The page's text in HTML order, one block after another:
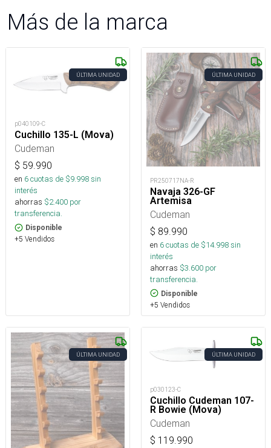
Más de la marca
ÚLTIMA UNIDAD
p040109-C
Cuchillo 135-L (Mova)
Cudeman
$ 59.990
en 6cuotas de $9.998sin
interés
ahorras $2.400 por
transferencia.
Disponible
+5 Vendidos
ÚLTIMA UNIDAD
PR250717NA-R
Navaja 326-GF
Artemisa
Cudeman
$ 89.990
en 6cuotas de $14.998sin
interés
ahorras $3.600 por
transferencia.
Disponible
+5 Vendidos
ÚLTIMA UNIDAD ÚLTIMA UNIDAD
p030123-C
Cuchillo Cudeman 107-
R Bowie (Mova)
Cudeman
$ 119.990